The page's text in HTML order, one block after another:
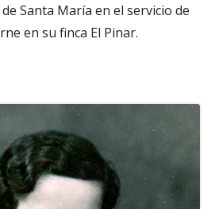
Santa María en el servicio de
en su finca El Pinar.